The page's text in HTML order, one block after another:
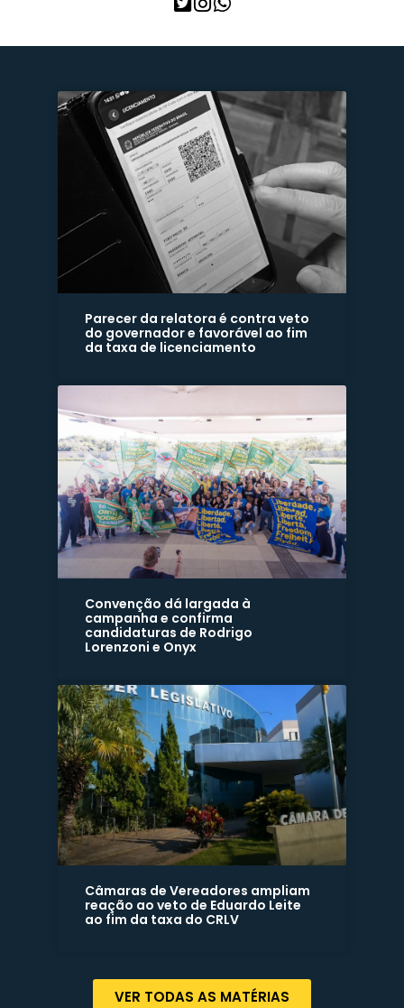
Parecer da relatora é contra veto
do governador e favorável ao fim
da taxa de licenciamento
Convenção dá largada à
campanha e confirma
candidaturas de Rodrigo
Lorenzoni e Onyx
Câmaras de Vereadores ampliam
reação ao veto de Eduardo Leite
ao fim da taxa do CRLV
VER TODAS AS MATÉRIAS